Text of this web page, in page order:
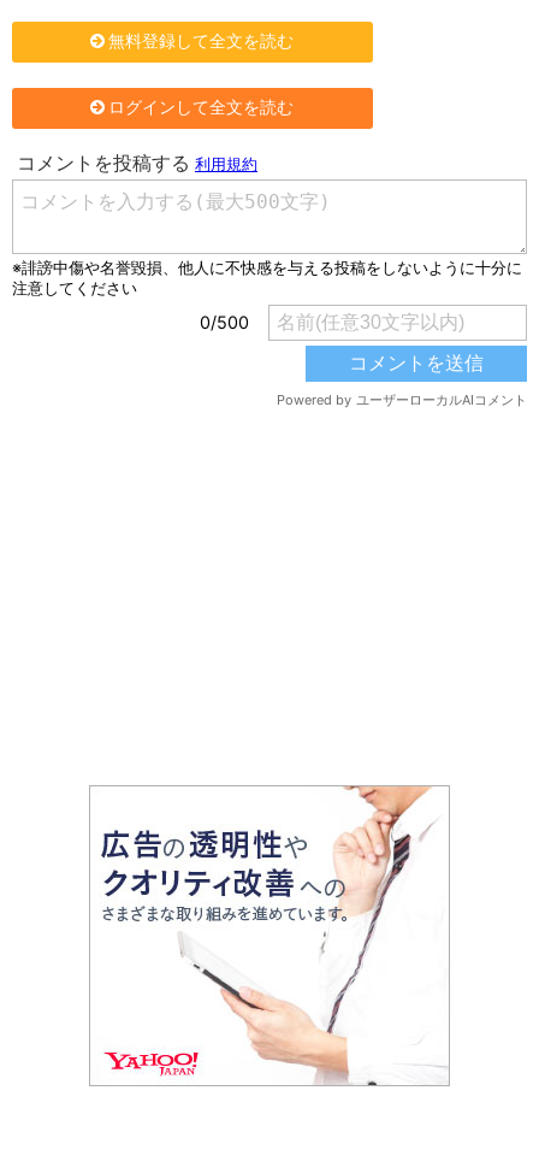
無料登録して全文を読む
ログインして全文を読む